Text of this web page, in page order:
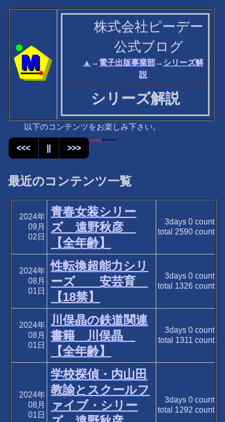
株式会社ピーデー
公式ブログ
▲ → 電子出版事業部→ シリーズ解
説
シリーズ解説
以下のコンテンツをお楽しみ下さい。
<<< || >>>
*********
最近のコンテンツ一覧
2024年
09月
02日
青春女装シリー
ズ 遠野秋彦
【全年齢】
3days 0count
total 2590count
2024年
08月
01日
性転換超能力シリ
ーズ 安芸育
【18禁】
3days 0count
total 1326count
2024年
08月
01日
川俣晶の鉄道関連
書籍 川俣晶
【全年齢】
3days 0count
total 1311 count
2024年
08月
01日
学校探偵・内山田
教諭とスクールフ
ァイブ・シリー
3days 0count
total 1292 count